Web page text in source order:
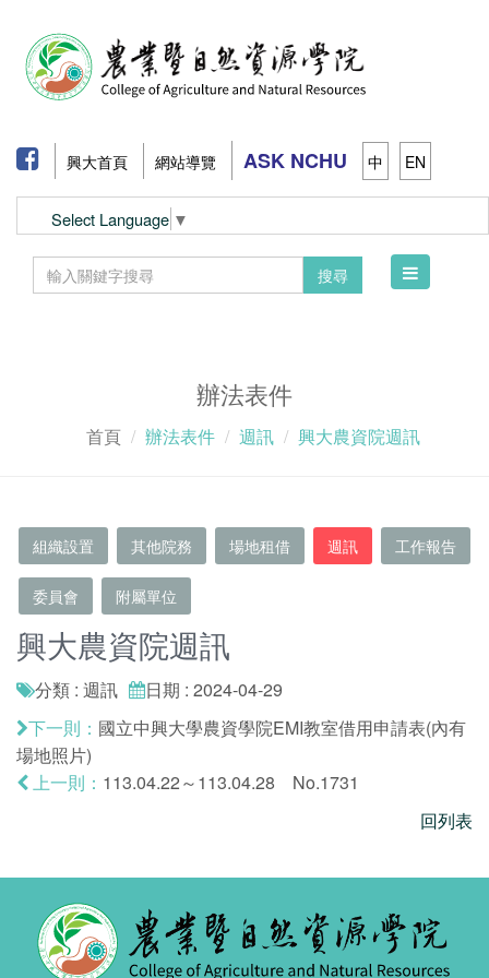
興大首頁 網站導覽 ASK NCHU 中 EN
Select Language ▼
搜尋
Toggle
辦法表件
首頁 辦法表件 週訊 興大農資院週訊
組織設置 其他院務 場地租借 週訊 工作報告
委員會 附屬單位
興大農資院週訊
分類 : 週訊 日期 : 2024-04-29
下一則： 國立中興大學農資學院EMI教室借用申請表(內有
場地照片)
上一則： 113.04.22～113.04.28 No.1731
回列表